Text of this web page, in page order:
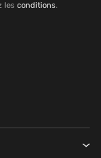
les conditions.